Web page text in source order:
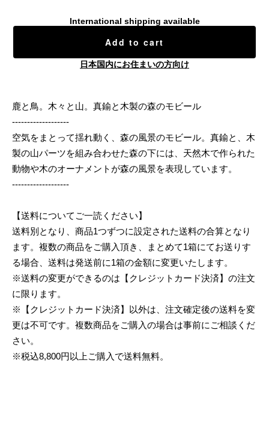
International shipping available
Add to cart
日本国内にお住まいの方向け
鹿と鳥。木々と山。真鍮と木製の森のモビール
-------------------
空気をまとって揺れ動く、森の風景のモビール。真鍮と、木
製の山パーツを組み合わせた森の下には、天然木で作られた
動物や木のオーナメントが森の風景を表現しています。
-------------------
【送料についてご一読ください】
送料別となり、商品1つずつに設定された送料の合算となり
ます。複数の商品をご購入頂き、まとめて1箱にてお送りす
る場合、送料は発送前に1箱の金額に変更いたします。
※送料の変更ができるのは【クレジットカード決済】の注文
に限ります。
※【クレジットカード決済】以外は、注文確定後の送料を変
更は不可です。複数商品をご購入の場合は事前にご相談くだ
さい。
※税込8,800円以上ご購入で送料無料。